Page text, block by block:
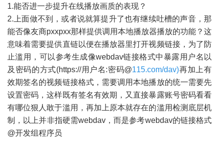
1.能否进一步提升在线播放画质的表现？
2.上面做不到，或者说就算提升了也有继续吐槽的声音，那
能否像友商pxxpxx那样提供调用本地播放器播放的功能？这
意味着需要提供直链以便在播放器里打开视频链接，为了防
止滥用，可以参考生成像webdav链接格式中暴露用户名以
及密码的方式(https://用户名:密码@115.com/dav)再加上有
效期签名的视频链接格式，需要调用本地播放的统一需要先
设置密码，这样既有签名有效期，又直接暴露账号密码看看
有哪位狠人敢于滥用，再加上原本就存在的滥用检测底层机
制，以上并非指硬需webdav，而是参考webdav的链接格式
@开发组程序员